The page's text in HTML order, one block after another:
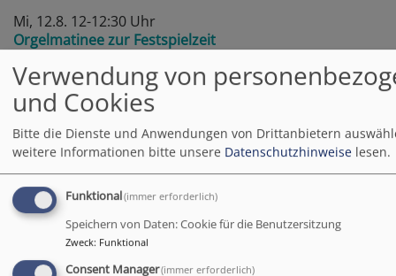
Mi, 12.8. 12-12:30 Uhr
Orgelmatinee zur Festspielzeit
Sa, 15.8. 12-13 Uhr
💖„Das ist meine Familie“ – Ökumenische Andacht zum
CSD 🌈
Göb und Pfarrer Heinrich Busch
Bayreuth ESG
Sa, 15.8. 19 Uhr
Verwendung von
und Cookies
Bitte die Dienste und Anwendungen von Drittanbietern
weitere Informationen bitte unsere Datenschutzhinweise lesen.
Funktional(immer erforderlich)
Speichern von Daten: Cookie für die Benutzersitzung
Zweck: Funktional
Consent Manager(immer erforderlich)